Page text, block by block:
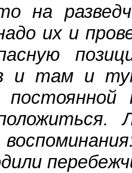
на
их и
и там и